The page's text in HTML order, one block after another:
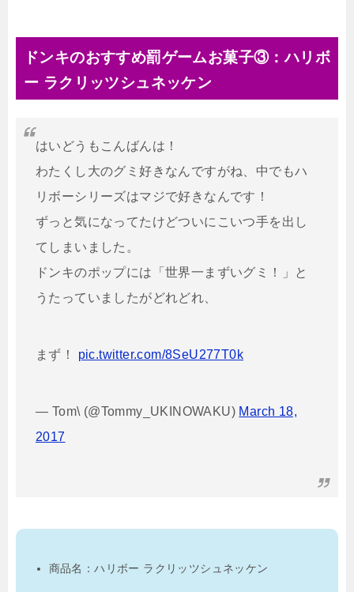
ドンキのおすすめ罰ゲームお菓子③：ハリボ
ー ラクリッツシュネッケン
はいどうもこんばんは！
わたくし大のグミ好きなんですがね、中でもハ
リボーシリーズはマジで好きなんです！
ずっと気になってたけどついにこいつ手を出し
てしまいました。
ドンキのポップには「世界一まずいグミ！」と
うたっていましたがどれどれ、
まず！ pic.twitter.com/8SeU277T0k
— Tom\ (@Tommy_UKINOWAKU) March 18,
2017
商品名：ハリボー ラクリッツシュネッケン